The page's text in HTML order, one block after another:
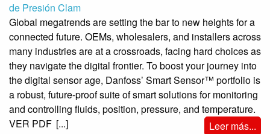
de Presión Clam
Global megatrends are setting the bar to new heights for a
connected future. OEMs, wholesalers, and installers across
many industries are at a crossroads, facing hard choices as
they navigate the digital frontier. To boost your journey into
the digital sensor age, Danfoss’ Smart Sensor™ portfolio is
a robust, future-proof suite of smart solutions for monitoring
and controlling fluids, position, pressure, and temperature.
VER PDF [...] Leer más...